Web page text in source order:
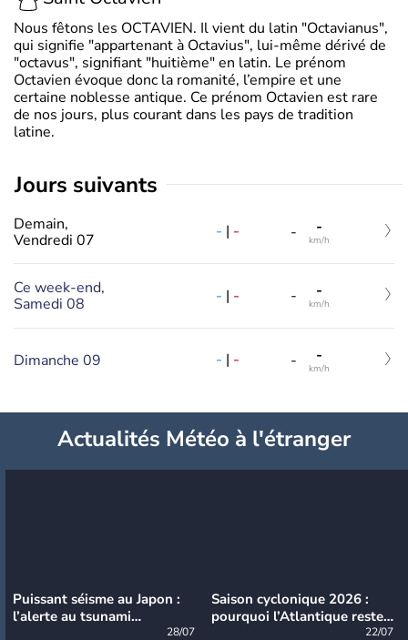
Nous fêtons les OCTAVIEN. Il vient du latin "Octavianus",
qui signifie "appartenant à Octavius", lui-même dérivé de
"octavus", signifiant "huitième" en latin. Le prénom
Octavien évoque donc la romanité, l’empire et une
certaine noblesse antique. Ce prénom Octavien est rare
de nos jours, plus courant dans les pays de tradition
latine.
jours suivants
Demain,
Vendredi 07
- | - - -
km/h
Ce week-end,
Samedi 08
- | - - -
km/h
Dimanche 09 - | - - -
km/h
Actualités Météo à l'étranger
Puissant séisme au Japon :
l’alerte au tsunami
28/07
Saison cyclonique 2026 :
pourquoi l’Atlantique reste
22/07